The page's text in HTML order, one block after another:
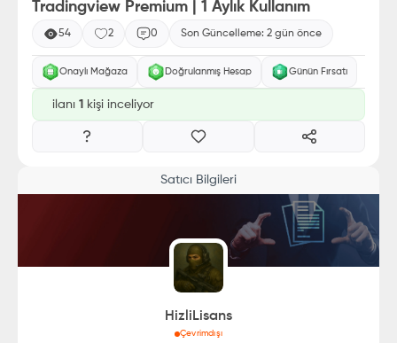
Tradingview Premium | 1 Aylık Kullanım
Son Güncelleme: 2 gün önce
54 2 0
Onaylı Mağaza Doğrulanmış Hesap Günün Fırsatı
ilanı 1 kişi inceliyor
Satıcı Bilgileri
HizliLisans
Çevrimdışı